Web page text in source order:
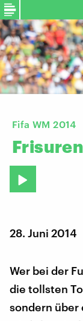
Fifa WM 2014
28. Juni 2014
Wer bei der
die tollsten
sondern über